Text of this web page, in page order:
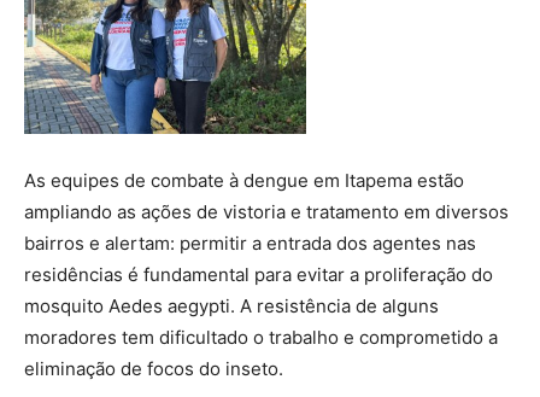
As equipes de combate à dengue em Itapema estão
ampliando as ações de vistoria e tratamento em diversos
bairros e alertam: permitir a entrada dos agentes nas
residências é fundamental para evitar a proliferação do
mosquito Aedes aegypti. A resistência de alguns
moradores tem dificultado o trabalho e comprometido a
eliminação de focos do inseto.